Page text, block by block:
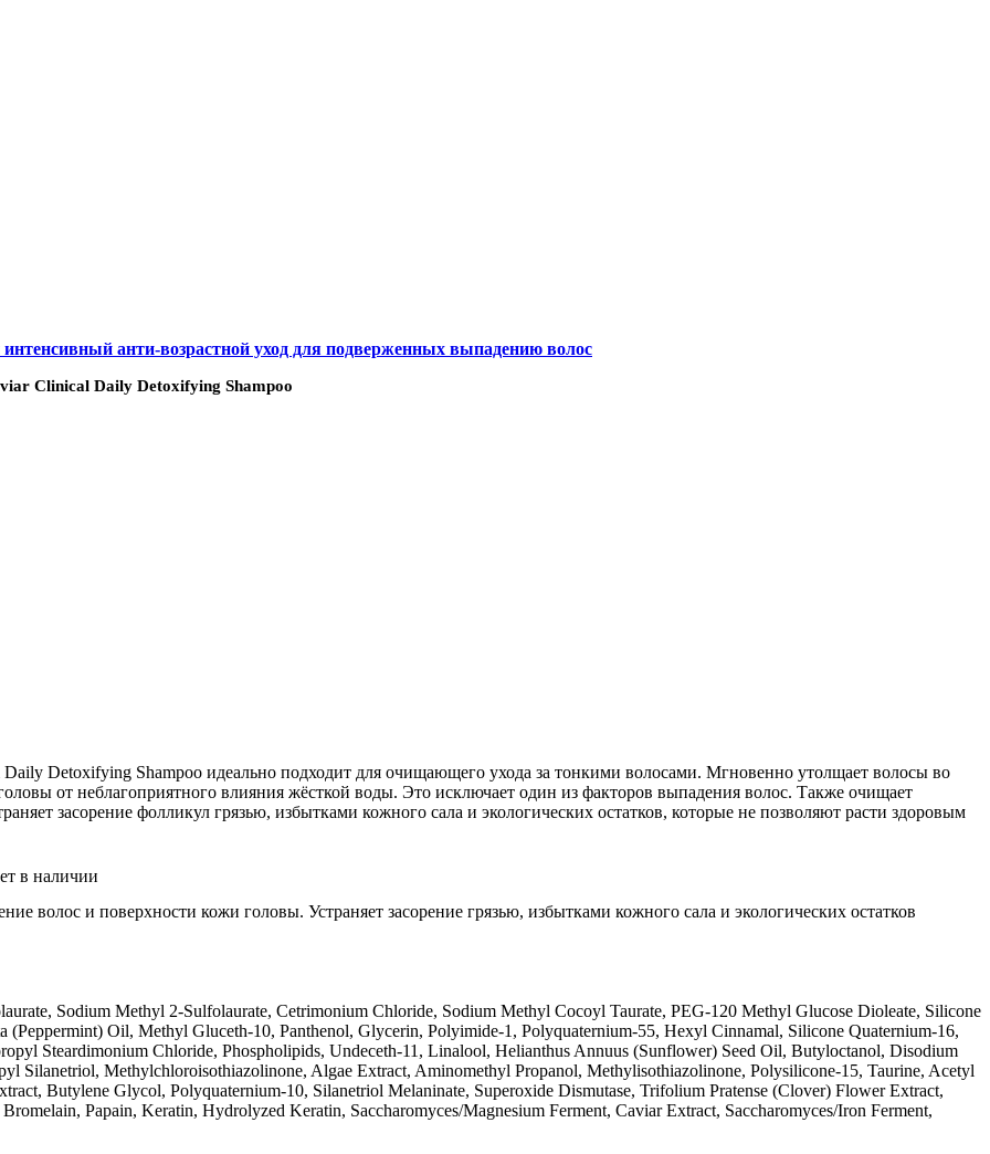
анти-возрастной уход для подверженных выпадению волос
Clinical Daily Detoxifying Shampoo
Detoxifying Shampoo идеально подходит для очищающего ухода за тонкими волосами. Мгновенно утолщает волосы во
от неблагоприятного влияния жёсткой воды. Это исключает один из факторов выпадения волос. Также очищает
засорение фолликул грязью, избытками кожного сала и экологических остатков, которые не позволяют расти здоровым
волос и поверхности кожи головы. Устраняет засорение грязью, избытками кожного сала и экологических остатков
Sodium Methyl 2-Sulfolaurate, Cetrimonium Chloride, Sodium Methyl Cocoyl Taurate, PEG-120 Methyl Glucose Dioleate, Silicone
(Peppermint) Oil, Methyl Gluceth-10, Panthenol, Glycerin, Polyimide-1, Polyquaternium-55, Hexyl Cinnamal, Silicone Quaternium-16,
Steardimonium Chloride, Phospholipids, Undeceth-11, Linalool, Helianthus Annuus (Sunflower) Seed Oil, Butyloctanol, Disodium
Silanetriol, Methylchloroisothiazolinone, Algae Extract, Aminomethyl Propanol, Methylisothiazolinone, Polysilicone-15, Taurine, Acetyl
Butylene Glycol, Polyquaternium-10, Silanetriol Melaninate, Superoxide Dismutase, Trifolium Pratense (Clover) Flower Extract,
Papain, Keratin, Hydrolyzed Keratin, Saccharomyces/Magnesium Ferment, Caviar Extract, Saccharomyces/Iron Ferment,
в наличии
Koleston Perfect